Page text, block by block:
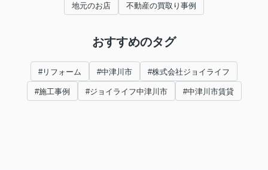
地元のお店 不動産の買取り事例
おすすめのタグ
#リフォーム #中津川市 #株式会社ジョイライフ
#施工事例 #ジョイライフ中津川市 #中津川市賃貸